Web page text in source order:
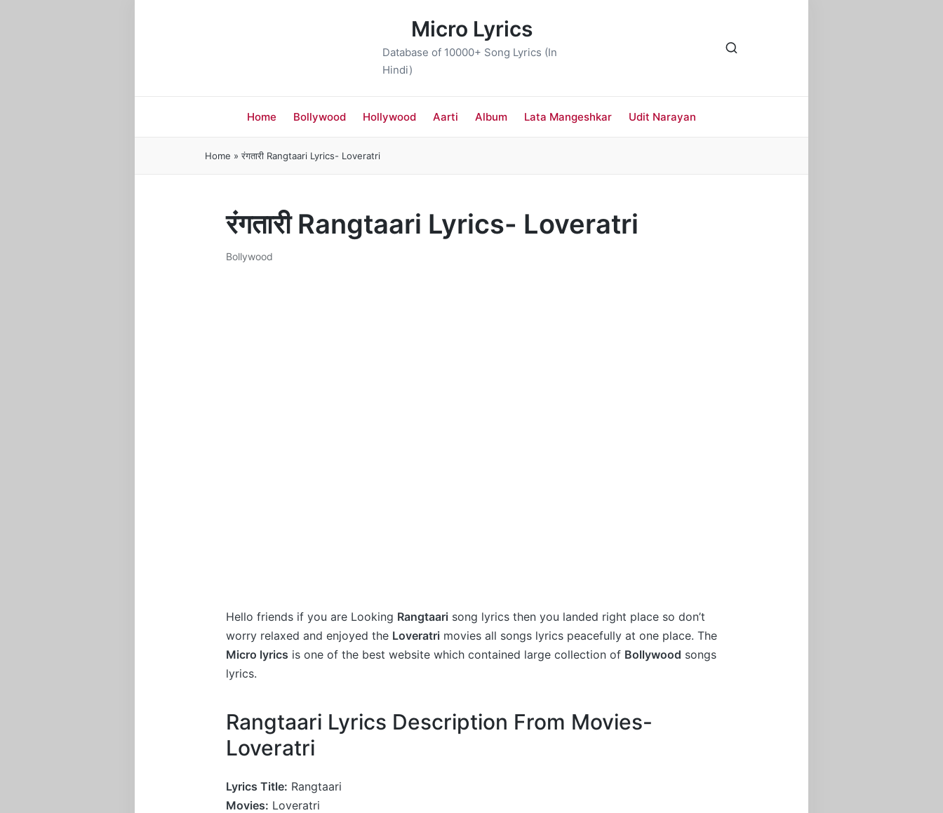
Micro Lyrics
Database of 10000+ Song Lyrics (In
Hindi)
Home Bollywood Hollywood Aarti Album Lata Mangeshkar Udit Narayan
Home »रंगतारी Rangtaari Lyrics- Loveratri
रंगतारी Rangtaari Lyrics- Loveratri
Posted
Bollywood
Hello friends if you are Looking Rangtaari song lyrics then you landed right place so don’t
worry relaxed and enjoyed the Loveratri movies all songs lyrics peacefully at one place. The
Micro lyrics is one of the best website which contained large collection of Bollywood songs
lyrics.
Rangtaari Lyrics Description From Movies-
Loveratri
Lyrics Title: Rangtaari
Movies: Loveratri